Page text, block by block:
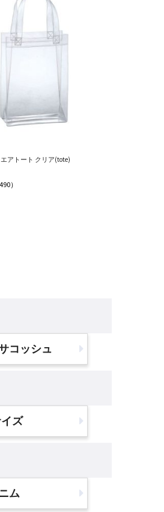
アトート クリア(tote)
）
コッシュ
ズ
ム